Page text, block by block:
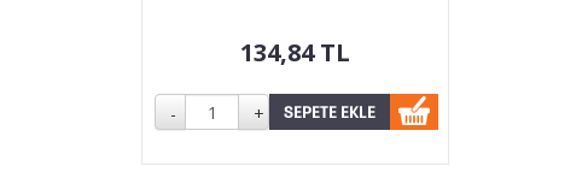
134,84TL